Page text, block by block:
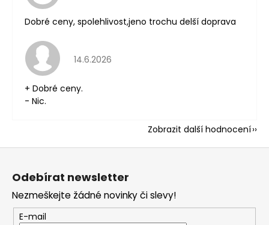
Dobré ceny, spolehlivost,jeno trochu delší doprava
Hodnocení obchodu je 5 z 5 hvězdiček.
14.6.2026
+ Dobré ceny.
- Nic.
Zobrazit další hodnocení
Odebírat newsletter
Nezmeškejte žádné novinky či slevy!
E-mail